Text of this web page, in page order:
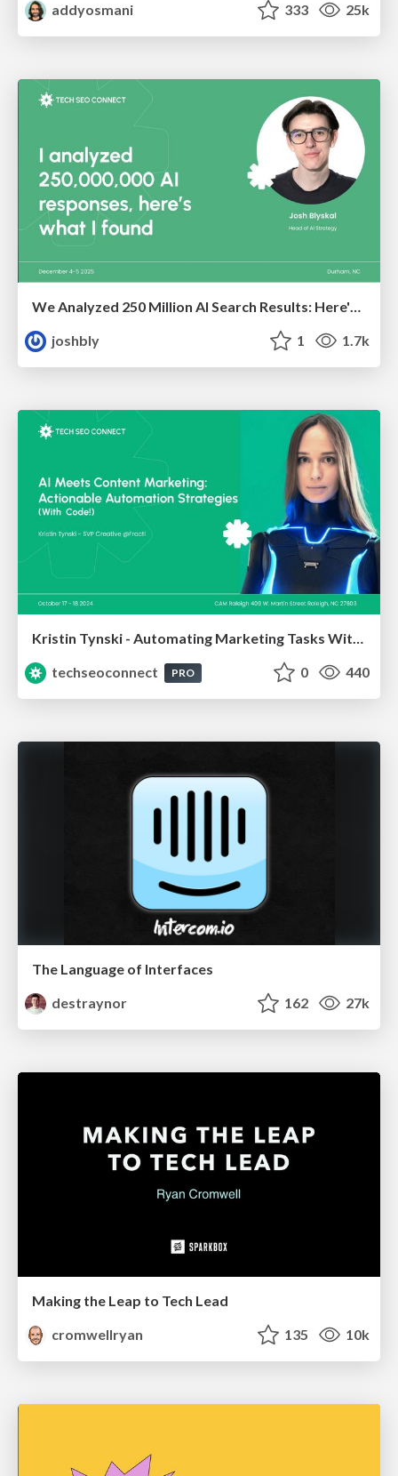
addyosmani
333 25k
We Analyzed 250 Million AI Search Results: Here's What I Found
joshbly
1 1.7k
Kristin Tynski - Automating Marketing Tasks With AI
techseoconnect
PRO 0 440
The Language of Interfaces
destraynor
162 27k
Making the Leap to Tech Lead
cromwellryan
135 10k